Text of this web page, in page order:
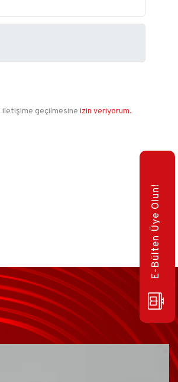
iletişime geçilmesine izin veriyorum.
E-Bülten Üye Olun!